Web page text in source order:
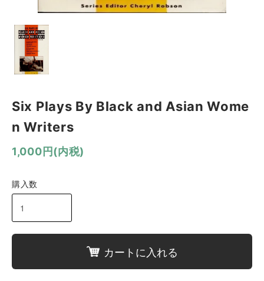
Six Plays By Black and Asian Wome
n Writers
1,000円(内税)
購入数
カートに入れる